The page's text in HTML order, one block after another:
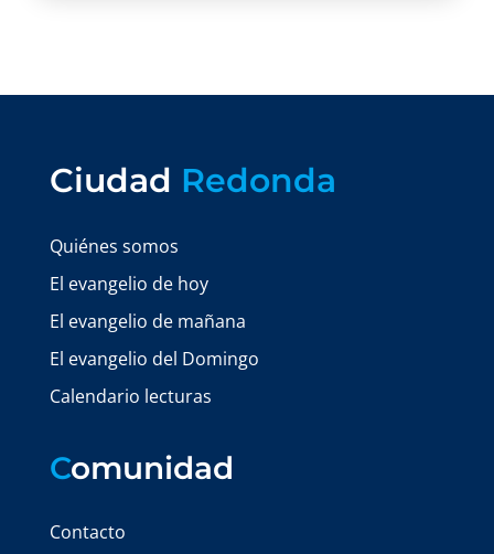
Ciudad Redonda
Quiénes somos
El evangelio de hoy
El evangelio de mañana
El evangelio del Domingo
Calendario lecturas
Comunidad
Contacto